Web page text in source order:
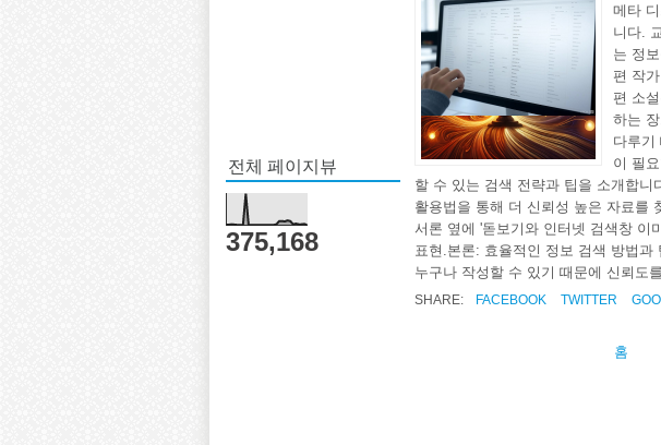
전체 페이지뷰
375,168
메타
니다.
는 정
편 작
편 소
하는
다루기
이 필
할 수 있는 검색 전략과 팁을 소개합
활용법을 통해 더 신뢰성 높은 자료를
서론 옆에 '돋보기와 인터넷 검색창 이
표현.본론: 효율적인 정보 검색 방법
누구나 작성할 수 있기 때문에 신뢰도
SHARE: FACEBOOK TWITTER
홈